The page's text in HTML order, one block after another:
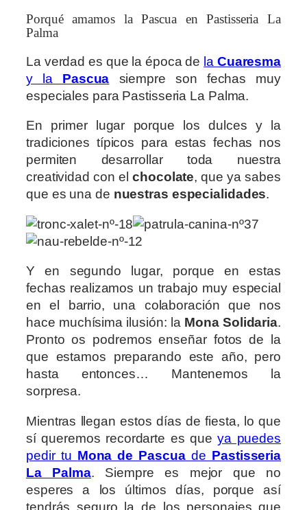
Porqué amamos la Pascua en Pastisseria La
Palma
La verdad es que la época de la Cuaresma
y la Pascua siempre son fechas muy
especiales para Pastisseria La Palma.
En primer lugar porque los dulces y la
tradiciones típicos para estas fechas nos
permiten desarrollar toda nuestra
creatividad con elchocolate, que ya sabes
que es una de nuestras especialidades.
Y en segundo lugar, porque en estas
fechas realizamos un trabajo muy especial
en el barrio, una colaboración que nos
hace muchísima ilusión: la Mona Solidaria.
Pronto os podremos enseñar fotos de la
que estamos preparando este año, pero
hasta entonces… Mantenemos la
sorpresa.
Mientras llegan estos días de fiesta, lo que
sí queremos recordarte es queya puedes
pedir tu Mona de Pascuade Pastisseria
La Palma. Siempre es mejor que no
esperes a los últimos días, porque así
tendrás seguro la de los personajes que